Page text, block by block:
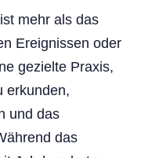
mehr als das
Ereignissen oder
gezielte Praxis,
erkunden,
und das
das